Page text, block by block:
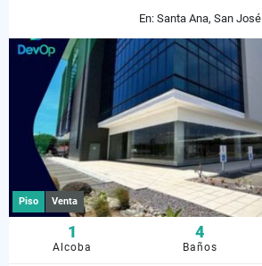
En: Santa Ana, San José
Piso Venta
1
Alcoba
4
Baños